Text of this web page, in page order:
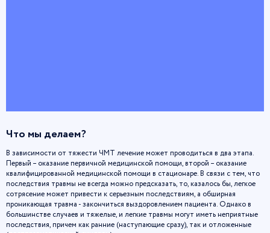
Что мы делаем?
В зависимости от тяжести ЧМТ лечение может проводиться в два этапа.
Первый – оказание первичной медицинской помощи, второй – оказание
квалифицированной медицинской помощи в стационаре. В связи с тем, что
последствия травмы не всегда можно предсказать, то, казалось бы, легкое
сотрясение может привести к серьезным последствиям, а обширная
проникающая травма - закончиться выздоровлением пациента. Однако в
большинстве случаев и тяжелые, и легкие травмы могут иметь неприятные
последствия, причем как ранние (наступающие сразу), так и отложенные